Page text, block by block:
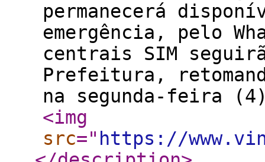
permanecerá
emergência, pelo
centrais SIM
Prefeitura,
na segunda-feira
<img
src=" https://